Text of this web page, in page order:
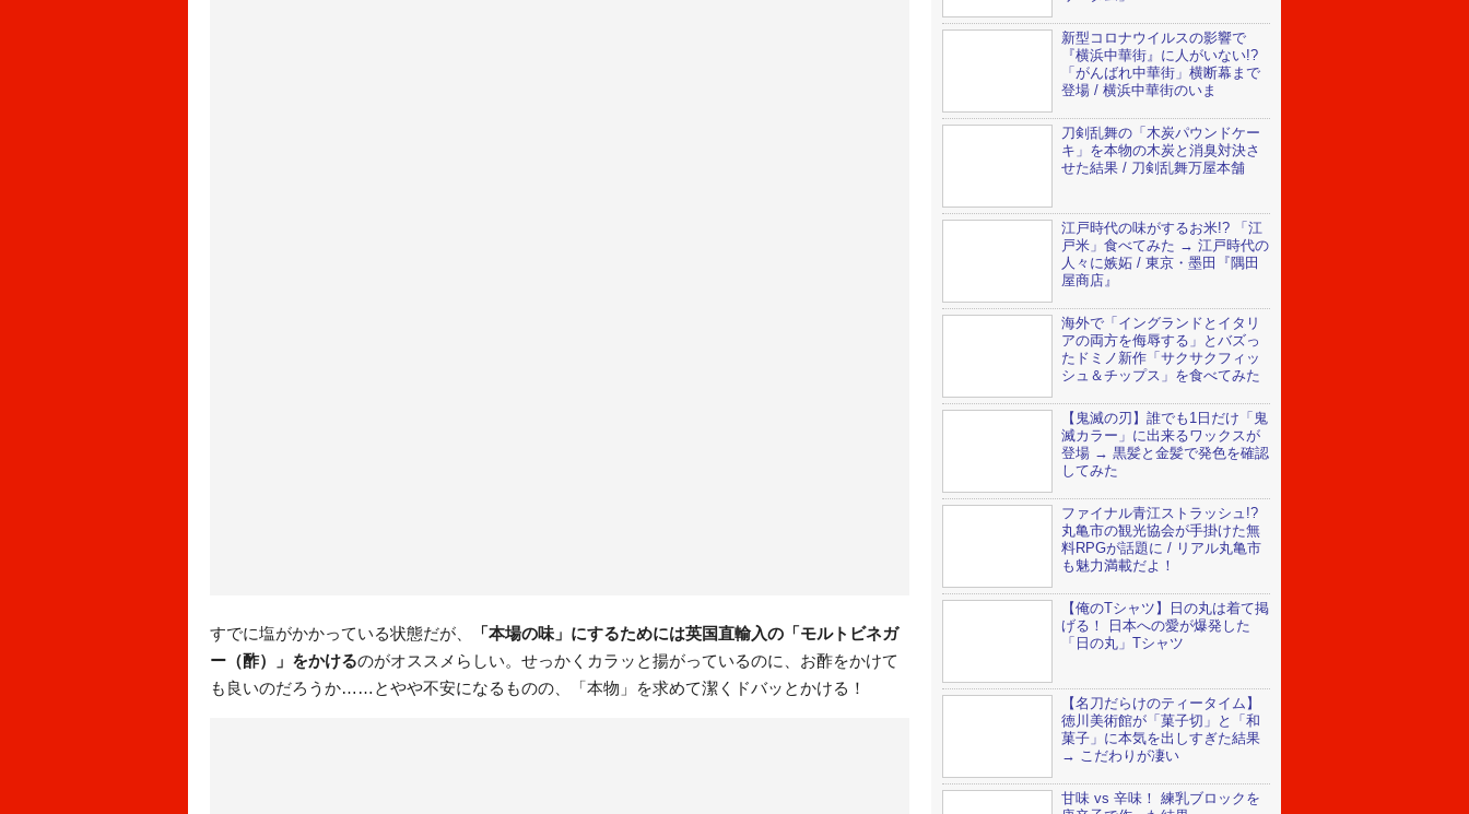
すでに塩がかかっている状態だが、
「本場の味」にするためには英国直輸入の「モルトビネガ
ー（酢）」をかけるのがオススメらしい。せっかくカラッと揚がっているのに、お酢をかけて
も良いのだろうか……とやや不安になるものの、「本物」を求めて潔くドバッとかける！
新型コロナウイルスの影響で
『横浜中華街』に人がいない!?
「がんばれ中華街」横断幕まで
登場 / 横浜中華街のいま
刀剣乱舞の「木炭パウンドケー
キ」を本物の木炭と消臭対決さ
せた結果 / 刀剣乱舞万屋本舗
江戸時代の味がするお米!? 「江
戸米」食べてみた → 江戸時代の
人々に嫉妬 / 東京・墨田『隅田
屋商店』
海外で「イングランドとイタリ
アの両方を侮辱する」とバズっ
たドミノ新作「サクサクフィッ
シュ＆チップス」を食べてみた
【鬼滅の刃】誰でも1日だけ「鬼
滅カラー」に出来るワックスが
登場 → 黒髪と金髪で発色を確認
してみた
ファイナル青江ストラッシュ!?
丸亀市の観光協会が手掛けた無
料RPGが話題に / リアル丸亀市
も魅力満載だよ！
【俺のTシャツ】日の丸は着て掲
げる！ 日本への愛が爆発した
「日の丸」Tシャツ
【名刀だらけのティータイム】
徳川美術館が「菓子切」と「和
菓子」に本気を出しすぎた結果
→ こだわりが凄い
甘味 vs 辛味！ 練乳ブロックを